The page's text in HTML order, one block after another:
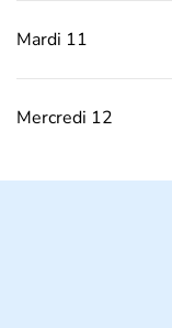
Mardi 11
Mercredi 12